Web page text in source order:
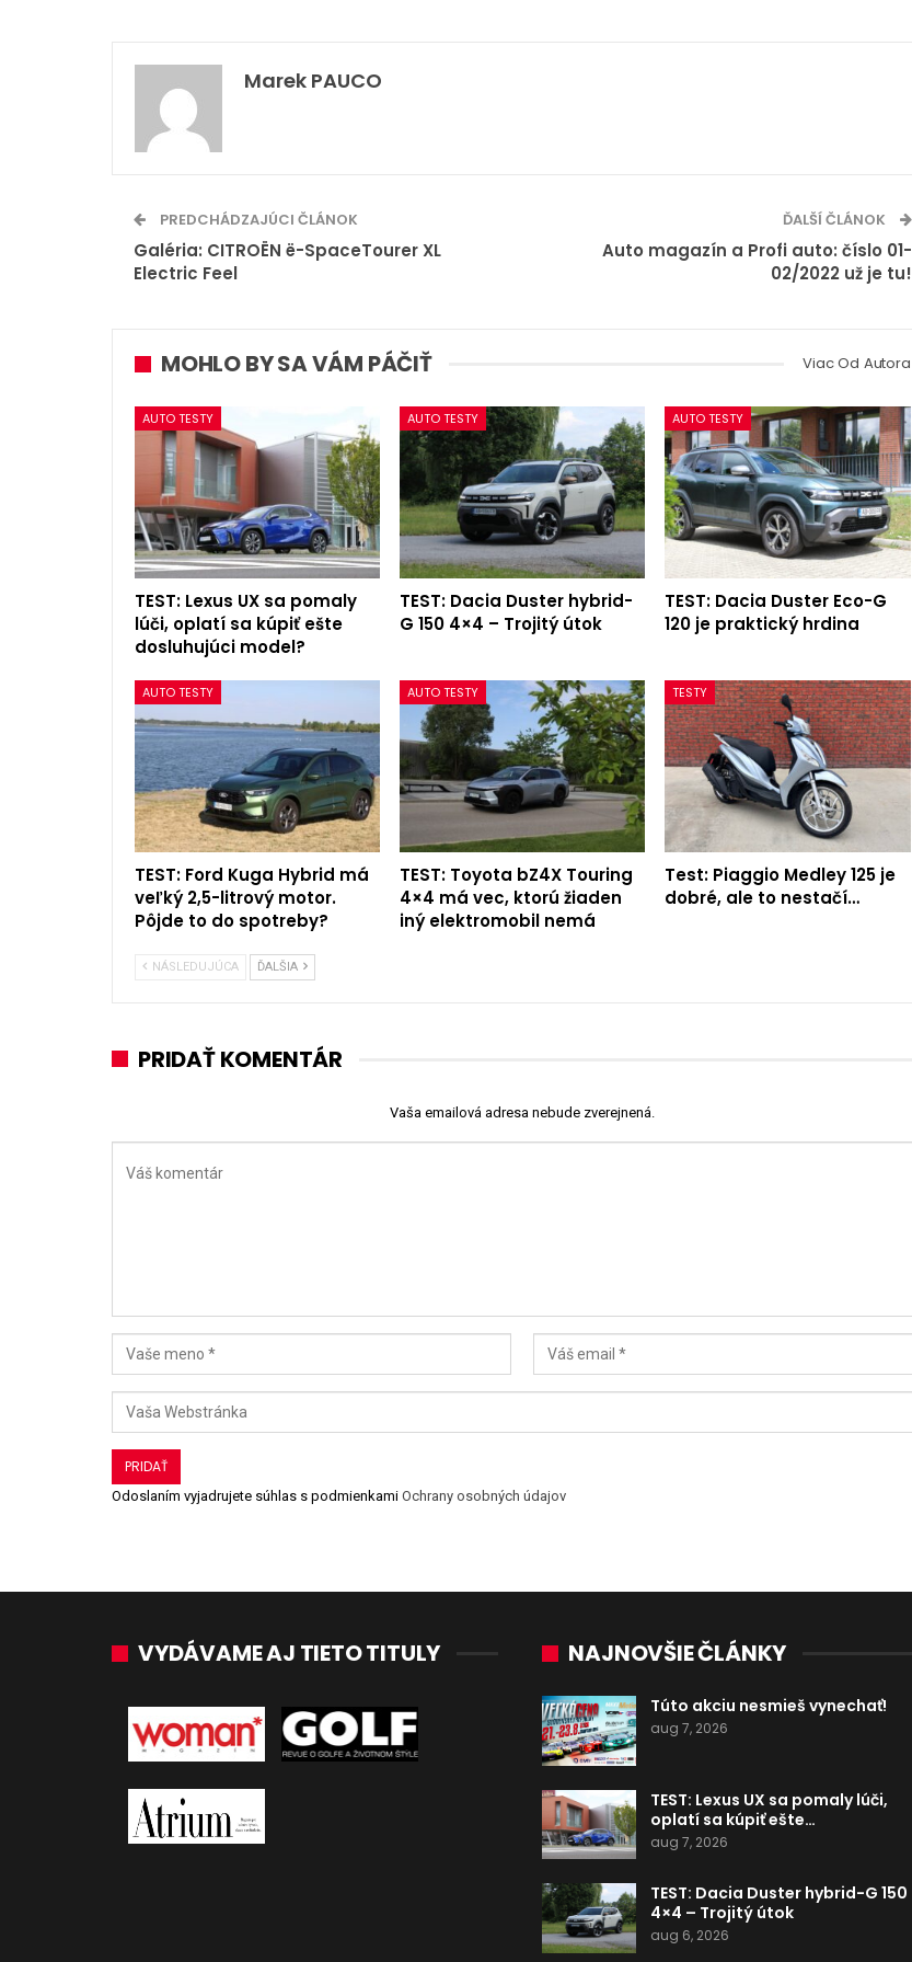
Marek PAUCO
PREDCHÁDZAJÚCI ČLÁNOK
Galéria: CITROËN ë-SpaceTourer XL
Electric Feel
ĎALŠÍ ČLÁNOK
Auto magazín a Profi auto: číslo 01-
02/2022 už je tu!
MOHLO BY SA VÁM PÁČIŤ Viac Od Autora
AUTO TESTY
TEST: Lexus UX sa pomaly
lúči, oplatí sa kúpiť ešte
dosluhujúci model?
AUTO TESTY
TEST: Dacia Duster hybrid-
G 150 4×4 – Trojitý útok
AUTO TESTY
TEST: Dacia Duster Eco-G
120 je praktický hrdina
AUTO TESTY
TEST: Ford Kuga Hybrid má
veľký 2,5-litrový motor.
Pôjde to do spotreby?
AUTO TESTY
TEST: Toyota bZ4X Touring
4×4 má vec, ktorú žiaden
iný elektromobil nemá
TESTY
Test: Piaggio Medley 125 je
dobré, ale to nestačí…
NÁSLEDUJÚCA ĎALŠIA
PRIDAŤ KOMENTÁR
Vaša emailová adresa nebude zverejnená.
Odoslaním vyjadrujete súhlas s podmienkami Ochrany osobných údajov
VYDÁVAME AJ TIETO TITULY NAJNOVŠIE ČLÁNKY
Túto akciu nesmieš vynechať!
aug 7, 2026
TEST: Lexus UX sa pomaly lúči,
oplatí sa kúpiť ešte…
aug 7, 2026
TEST: Dacia Duster hybrid-G 150
4×4 – Trojitý útok
aug 6, 2026